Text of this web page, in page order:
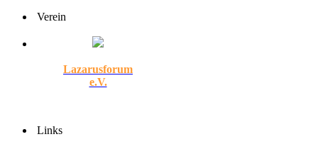
Verein
Lazarusforum
e.V.
Links